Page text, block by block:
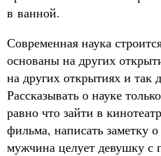
в ванной.
Современная наука
основаны на других
на других открытиях и так
Рассказывать о науке
равно что зайти в
фильма, написать заметку
мужчина целует девушку с